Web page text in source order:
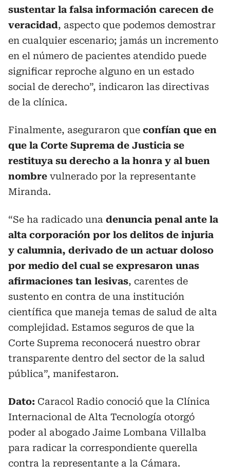
sustentar la falsa información carecen de
veracidad, aspecto que podemos demostrar
en cualquier escenario; jamás un incremento
en el número de pacientes atendido puede
significar reproche alguno en un estado
social de derecho”, indicaron las directivas
de la clínica.
Finalmente, aseguraron que confían que en
que la Corte Suprema de Justicia se
restituya su derecho a la honra y al buen
nombre vulnerado por la representante
Miranda.
“Se ha radicado una denuncia penal ante la
alta corporación por los delitos de injuria
y calumnia, derivado de un actuar doloso
por medio del cual se expresaron unas
afirmaciones tan lesivas, carentes de
sustento en contra de una institución
científica que maneja temas de salud de alta
complejidad. Estamos seguros de que la
Corte Suprema reconocerá nuestro obrar
transparente dentro del sector de la salud
pública”, manifestaron.
Dato: Caracol Radio conoció que la Clínica
Internacional de Alta Tecnología otorgó
poder al abogado Jaime Lombana Villalba
para radicar la correspondiente querella
contra la representante a la Cámara.